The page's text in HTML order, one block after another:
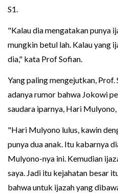
S1.
"Kalau dia mengatakan punya
mungkin betul lah. Kalau yang
dia," kata Prof Sofian.
Yang paling mengejutkan,
adanya rumor bahwa Jokowi
saudara iparnya, Hari
"Hari Mulyono lulus, kawin
punya dua anak. Itu kabarnya
Mulyono-nya ini. Kemudian
saya. Jadi itu kejahatan besar
bahwa untuk ijazah yang